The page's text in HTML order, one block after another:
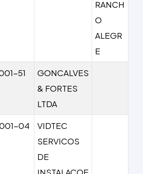
RANCH
O
ALEGR
E
51
GONCALVES
& FORTES
LTDA
04
VIDTEC
SERVICOS
DE